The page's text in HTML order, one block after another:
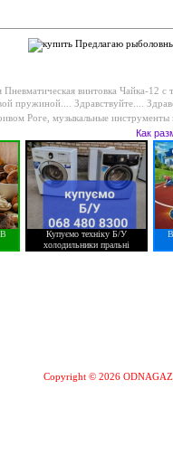
винтовка Чайка-12
пружиной....Здравствуйте....
Роге музыкальные
Как
Купуємо техніку Б/У
холодильники пральні
Copyright © 2026